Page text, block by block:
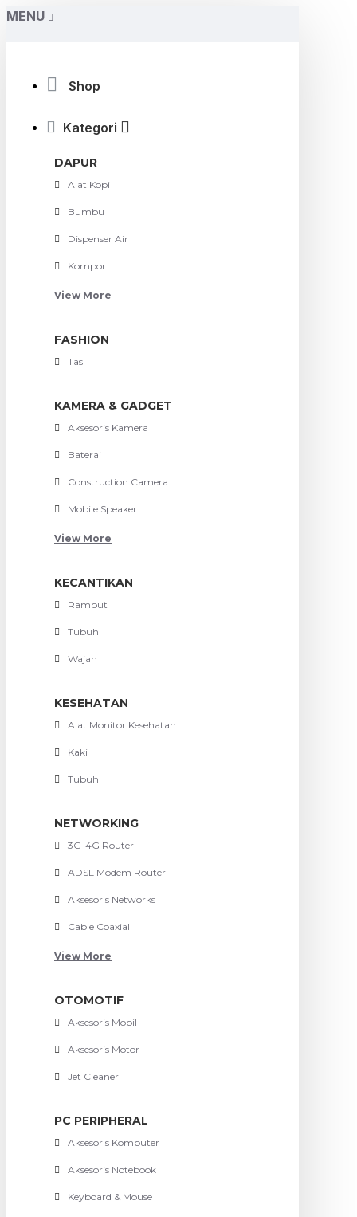
MENU
Shop
Kategori
DAPUR
Alat Kopi
Bumbu
Dispenser Air
Kompor
View More
FASHION
Tas
KAMERA & GADGET
Aksesoris Kamera
Baterai
Construction Camera
Mobile Speaker
View More
KECANTIKAN
Rambut
Tubuh
Wajah
KESEHATAN
Alat Monitor Kesehatan
Kaki
Tubuh
NETWORKING
3G-4G Router
ADSL Modem Router
Aksesoris Networks
Cable Coaxial
View More
OTOMOTIF
Aksesoris Mobil
Aksesoris Motor
Jet Cleaner
PC PERIPHERAL
Aksesoris Komputer
Aksesoris Notebook
Keyboard & Mouse